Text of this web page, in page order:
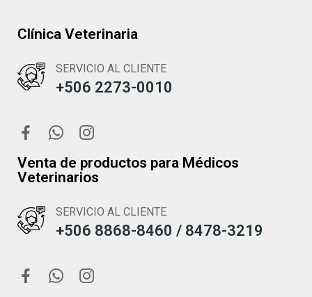
Clínica Veterinaria
SERVICIO AL CLIENTE
+506 2273-0010
Venta de productos para Médicos
Veterinarios
SERVICIO AL CLIENTE
+506 8868-8460 / 8478-3219